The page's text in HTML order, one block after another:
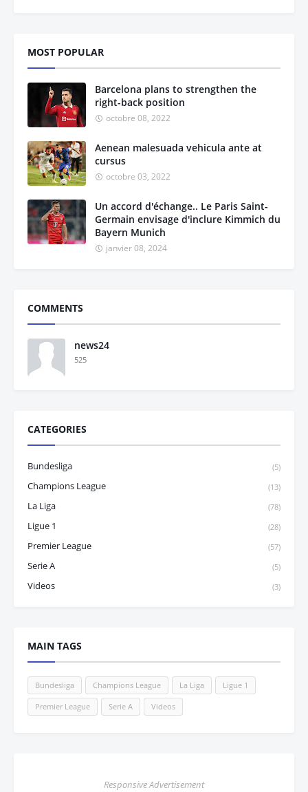
MOST POPULAR
Barcelona plans to strengthen the
right-back position
octobre 08, 2022
Aenean malesuada vehicula ante at
cursus
octobre 03, 2022
Un accord d'échange.. Le Paris Saint-
Germain envisage d'inclure Kimmich du
Bayern Munich
janvier 08, 2024
COMMENTS
news24
525
CATEGORIES
Bundesliga (5)
Champions League (13)
La Liga (78)
Ligue 1 (28)
Premier League (57)
Serie A (5)
Videos (3)
MAIN TAGS
Bundesliga Champions League La Liga Ligue 1
Premier League Serie A Videos
Responsive Advertisement